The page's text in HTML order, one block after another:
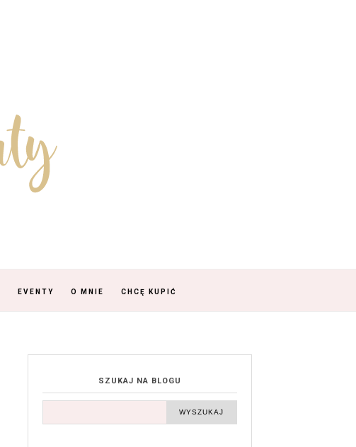
EVENTY O MNIE CHCĘ KUPIĆ
SZUKAJ NA BLOGU